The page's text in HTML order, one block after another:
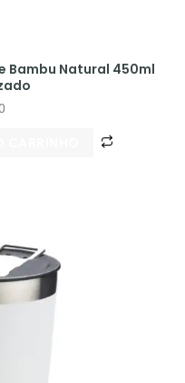
Bambu Natural 450ml